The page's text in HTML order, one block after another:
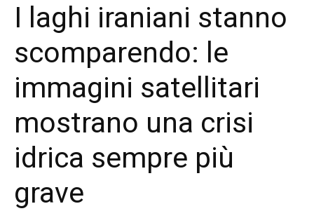
I laghi iraniani stanno
scomparendo: le
immagini satellitari
mostrano una crisi
idrica sempre più
grave